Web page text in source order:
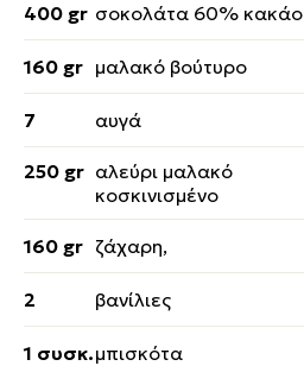
400 gr σοκολάτα 60% κακάο
160 gr μαλακό βούτυρο
7 αυγά
250 gr αλεύρι μαλακό
κοσκινισμένο
160 gr ζάχαρη,
2 βανίλιες
1 συσκ.μπισκότα